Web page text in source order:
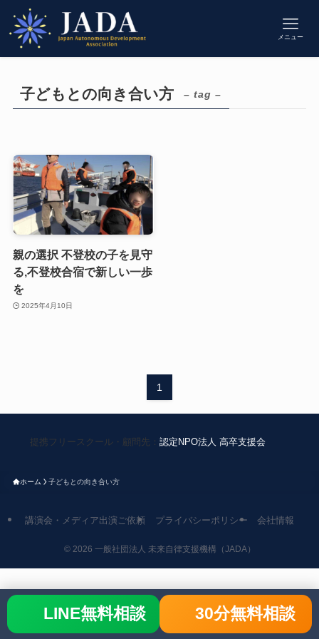
メニュー
子どもとの向き合い方 – tag –
親の選択 不登校の子を見守
る,不登校合宿で新しい一歩
を
2025年4月10日
1
LINE無料相談 30分無料相談
提携フリースクール・顧問先： 認定NPO法人 高卒支援会
ホーム 子どもとの向き合い方
講演会・メディア出演ご依頼 プライバシーポリシー 会社情報
©2026 一般社団法人 未来自律支援機構（JADA）